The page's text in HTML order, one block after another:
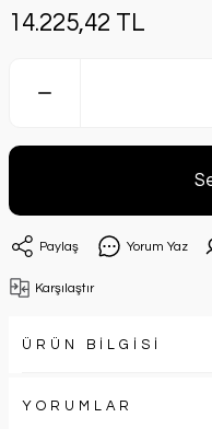
14.225,42 TL
Paylaş Yorum Yaz
Karşılaştır
ÜRÜN BİLGİSİ
YORUMLAR